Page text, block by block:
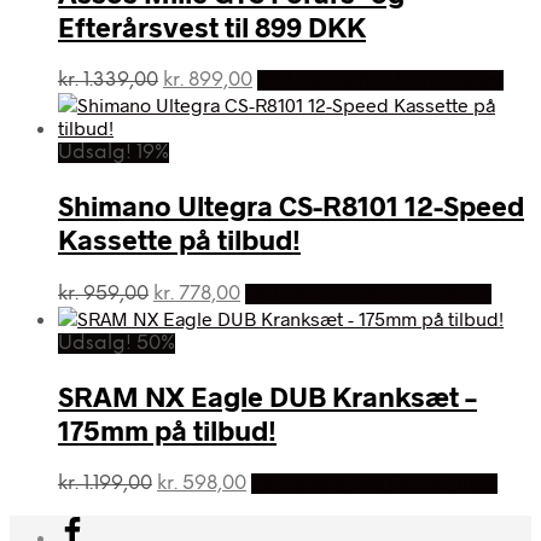
Efterårsvest til 899 DKK
kr.1.339,00 Den
oprindelige
var:
kr. 899,00Den
aktuelle
Udsalg! 19%
Shimano Ultegra CS-R8101 12-Speed
Kassette på tilbud!
kr.959,00 Den
oprindelige
pris
kr. 959,00.
kr. 778,00Den
aktuelle
kr. 778,00.
Udsalg! 50%
SRAM NX Eagle DUB Kranksæt –
175mm på tilbud!
kr.1.199,00 Den
kr. 598,00Den